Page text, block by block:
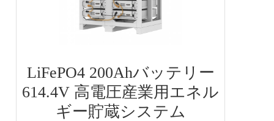
LiFePO4 200Ahバッテリー
614.4V 高電圧産業用エネル
ギー貯蔵システム